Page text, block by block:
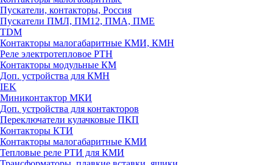
Пускатели, контакторы, Россия
Пускатели ПМЛ, ПМ12, ПМА, ПМЕ
TDM
Контакторы малогабаритные КМИ, КМН
Реле электротепловое РТН
Контакторы модульные КМ
Доп. устройства для КМН
IEK
Миниконтактор МКИ
Доп. устройства для контакторов
Переключатели кулачковые ПКП
Контакторы КТИ
Контакторы малогабаритные КМИ
Тепловые реле РTИ для КМИ